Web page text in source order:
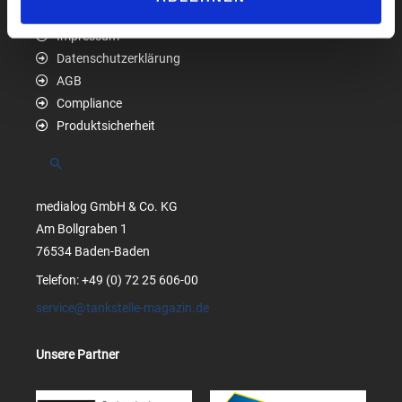
Impressum
Datenschutzerklärung
AGB
Compliance
Produktsicherheit
Suchen
medialog GmbH & Co. KG
Am Bollgraben 1
76534 Baden-Baden
Telefon: +49 (0) 72 25 606-00
service@tankstelle-magazin.de
Unsere Partner